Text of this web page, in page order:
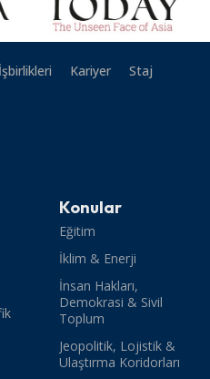
İşbirlikleri Kariyer
Staj
Konular
Eğitim
İklim & Enerji
İnsan Hakları,
Demokrasi & Sivil
Toplum
Jeopolitik, Lojistik &
Ulaştırma Koridorları